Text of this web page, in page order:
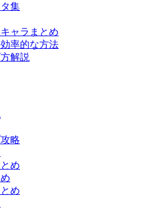
集
ャラまとめ
率的な方法
解説
略
め
め